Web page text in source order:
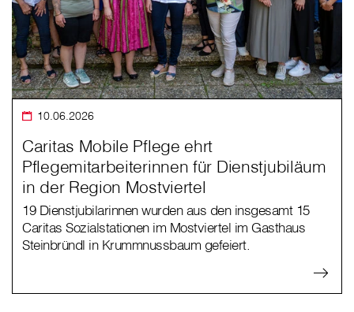
10.06.2026
Caritas Mobile Pflege ehrt
Pflegemitarbeiterinnen für Dienstjubiläum
in der Region Mostviertel
19 Dienstjubilarinnen wurden aus den insgesamt 15
Caritas Sozialstationen im Mostviertel im Gasthaus
Steinbründl in Krummnussbaum gefeiert.